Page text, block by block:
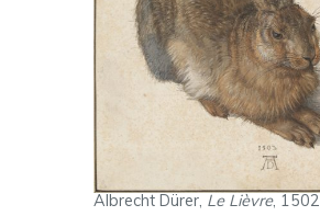
Albrecht Dürer, Le Lièvre, 1502